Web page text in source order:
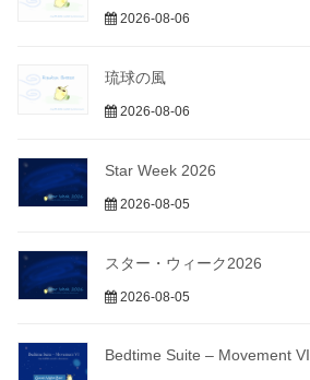
2026-08-06
琉球の風
2026-08-06
Star Week 2026
2026-08-05
スター・ウィーク2026
2026-08-05
Bedtime Suite – Movement VI